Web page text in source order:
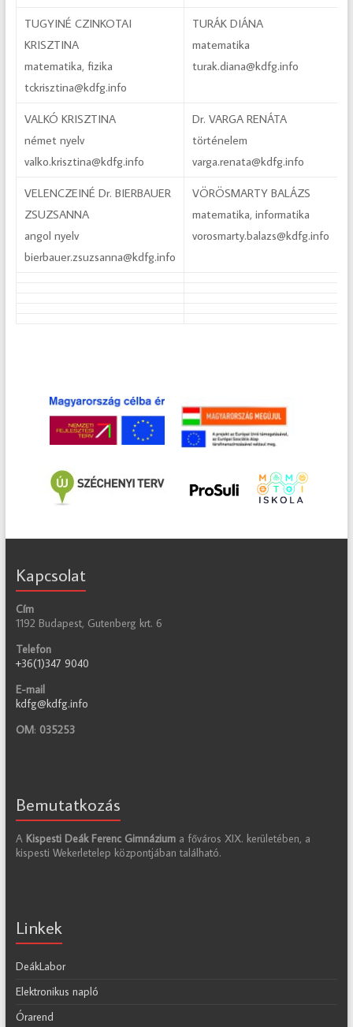
TUGYINÉ CZINKOTAI
KRISZTINA
matematika, fizika
tckrisztina@kdfg.info
TURÁK DIÁNA
matematika
turak.diana@kdfg.info
VALKÓ KRISZTINA
német nyelv
valko.krisztina@kdfg.info
Dr. VARGA RENÁTA
történelem
varga.renata@kdfg.info
VELENCZEINÉ Dr. BIERBAUER
ZSUZSANNA
angol nyelv
bierbauer.zsuzsanna@kdfg.info
VÖRÖSMARTY BALÁZS
matematika, informatika
vorosmarty.balazs@kdfg.info
Kapcsolat
Cím
1192 Budapest, Gutenberg krt. 6
Telefon
+36(1)347 9040
E-mail
kdfg@kdfg.info
OM: 035253
Bemutatkozás
A Kispesti Deák Ferenc Gimnázium a főváros XIX. kerületében, a
kispesti Wekerletelep központjában található.
Linkek
DeákLabor
Elektronikus napló
Órarend